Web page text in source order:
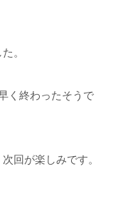
。
く終わったそうで
回が楽しみです。